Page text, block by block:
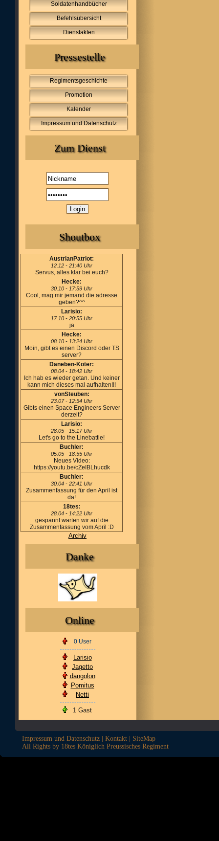
Soldatenhandbücher
Befehlsübersicht
Dienstakten
Pressestelle
Regimentsgeschichte
Promotion
Kalender
Impressum und Datenschutz
Zum Dienst
Shoutbox
AustrianPatriot:
12.12 - 21:40 Uhr
Servus, alles klar bei euch?
Hecke:
30.10 - 17:59 Uhr
Cool, mag mir jemand die adresse
geben?^^
Larisio:
17.10 - 20:55 Uhr
ja
Hecke:
08.10 - 13:24 Uhr
Moin, gibt es einen Discord oder TS
server?
Daneben-Koter:
08.04 - 18:42 Uhr
Ich hab es wieder getan. Und keiner
kann mich dieses mal aufhalten!!!
vonSteuben:
23.07 - 12:54 Uhr
Gibts einen Space Engineers Server
derzeit?
Larisio:
28.05 - 15:17 Uhr
Let's go to the Linebattle!
Buchler:
05.05 - 18:55 Uhr
Neues Video:
https://youtu.be/cZeIBLhucdk
Buchler:
30.04 - 22:41 Uhr
Zusammenfassung für den April ist
da!
18tes:
28.04 - 14:22 Uhr
gespannt warten wir auf die
Zusammenfassung vom April :D
Archiv
Danke
Online
0 User
Larisio
Jagetto
dangolon
Pomitus
Netti
1 Gast
Impressum und Datenschutz Kontakt
SiteMap
All Rights by 18tes Königlich Preussisches Regiment